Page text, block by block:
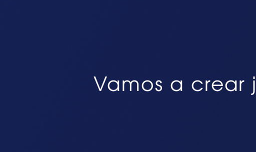
Vamos a crear